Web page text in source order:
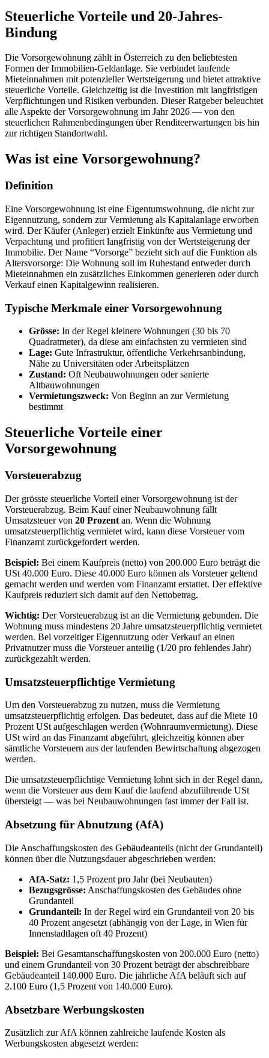
Steuerliche Vorteile und 20-Jahres-
Bindung
Die Vorsorgewohnung zählt in Österreich zu den beliebtesten
Formen der Immobilien-Geldanlage. Sie verbindet laufende
Mieteinnahmen mit potenzieller Wertsteigerung und bietet attraktive
steuerliche Vorteile. Gleichzeitig ist die Investition mit langfristigen
Verpflichtungen und Risiken verbunden. Dieser Ratgeber beleuchtet
alle Aspekte der Vorsorgewohnung im Jahr 2026 — von den
steuerlichen Rahmenbedingungen über Renditeerwartungen bis hin
zur richtigen Standortwahl.
Was ist eine Vorsorgewohnung?
Definition
Eine Vorsorgewohnung ist eine Eigentumswohnung, die nicht zur
Eigennutzung, sondern zur Vermietung als Kapitalanlage erworben
wird. Der Käufer (Anleger) erzielt Einkünfte aus Vermietung und
Verpachtung und profitiert langfristig von der Wertsteigerung der
Immobilie. Der Name “Vorsorge” bezieht sich auf die Funktion als
Altersvorsorge: Die Wohnung soll im Ruhestand entweder durch
Mieteinnahmen ein zusätzliches Einkommen generieren oder durch
Verkauf einen Kapitalgewinn realisieren.
Typische Merkmale einer Vorsorgewohnung
Grösse: In der Regel kleinere Wohnungen (30 bis 70
Quadratmeter), da diese am einfachsten zu vermieten sind
Lage: Gute Infrastruktur, öffentliche Verkehrsanbindung,
Nähe zu Universitäten oder Arbeitsplätzen
Zustand: Oft Neubauwohnungen oder sanierte
Altbauwohnungen
Vermietungszweck: Von Beginn an zur Vermietung
bestimmt
Steuerliche Vorteile einer
Vorsorgewohnung
Vorsteuerabzug
Der grösste steuerliche Vorteil einer Vorsorgewohnung ist der
Vorsteuerabzug. Beim Kauf einer Neubauwohnung fällt
Umsatzsteuer von 20 Prozent an. Wenn die Wohnung
umsatzsteuerpflichtig vermietet wird, kann diese Vorsteuer vom
Finanzamt zurückgefordert werden.
Beispiel: Bei einem Kaufpreis (netto) von 200.000 Euro beträgt die
USt 40.000 Euro. Diese 40.000 Euro können als Vorsteuer geltend
gemacht werden und werden vom Finanzamt erstattet. Der effektive
Kaufpreis reduziert sich damit auf den Nettobetrag.
Wichtig: Der Vorsteuerabzug ist an die Vermietung gebunden. Die
Wohnung muss mindestens 20 Jahre umsatzsteuerpflichtig vermietet
werden. Bei vorzeitiger Eigennutzung oder Verkauf an einen
Privatnutzer muss die Vorsteuer anteilig (1/20 pro fehlendes Jahr)
zurückgezahlt werden.
Umsatzsteuerpflichtige Vermietung
Um den Vorsteuerabzug zu nutzen, muss die Vermietung
umsatzsteuerpflichtig erfolgen. Das bedeutet, dass auf die Miete 10
Prozent USt aufgeschlagen werden (Wohnraumvermietung). Diese
USt wird an das Finanzamt abgeführt, gleichzeitig können aber
sämtliche Vorsteuern aus der laufenden Bewirtschaftung abgezogen
werden.
Die umsatzsteuerpflichtige Vermietung lohnt sich in der Regel dann,
wenn die Vorsteuer aus dem Kauf die laufend abzuführende USt
übersteigt — was bei Neubauwohnungen fast immer der Fall ist.
Absetzung für Abnutzung (AfA)
Die Anschaffungskosten des Gebäudeanteils (nicht der Grundanteil)
können über die Nutzungsdauer abgeschrieben werden:
AfA-Satz: 1,5 Prozent pro Jahr (bei Neubauten)
Bezugsgrösse: Anschaffungskosten des Gebäudes ohne
Grundanteil
Grundanteil: In der Regel wird ein Grundanteil von 20 bis
40 Prozent angesetzt (abhängig von der Lage, in Wien für
Innenstadtlagen oft 40 Prozent)
Beispiel: Bei Gesamtanschaffungskosten von 200.000 Euro (netto)
und einem Grundanteil von 30 Prozent beträgt der abschreibbare
Gebäudeanteil 140.000 Euro. Die jährliche AfA beläuft sich auf
2.100 Euro (1,5 Prozent von 140.000 Euro).
Absetzbare Werbungskosten
Zusätzlich zur AfA können zahlreiche laufende Kosten als
Werbungskosten abgesetzt werden: